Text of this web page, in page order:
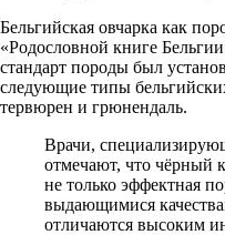
Бельгийская овчарка как
«Родословной книге
стандарт породы был
следующие типы
тервюрен и грюнендаль.
Врачи,
отмечают, что чёрный
не только эффектная
выдающимися
отличаются высоким